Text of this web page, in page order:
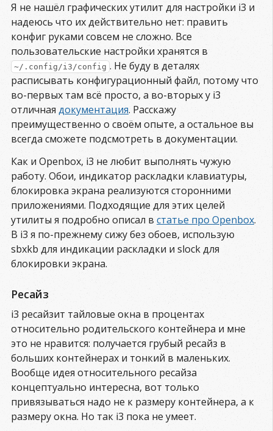
Я не нашёл графических утилит для настройки i3 и
надеюсь что их действительно нет: править
конфиг руками совсем не сложно. Все
пользовательские настройки хранятся в
~/.config/i3/config . Не буду в деталях
расписывать конфигурационный файл, потому что
во-первых там всё просто, а во-вторых у i3
отличнаядокументация. Расскажу
преимущественно о своём опыте, а остальное вы
всегда сможете подсмотреть в документации.
Как и Openbox, i3 не любит выполнять чужую
работу. Обои, индикатор раскладки клавиатуры,
блокировка экрана реализуются сторонними
приложениями. Подходящие для этих целей
утилиты я подробно описал в статье про Openbox.
В i3 я по-прежнему сижу без обоев, использую
sbxkb для индикации раскладки и slock для
блокировки экрана.
Ресайз
i3 ресайзит тайловые окна в процентах
относительно родительского контейнера и мне
это не нравится: получается грубый ресайз в
больших контейнерах и тонкий в маленьких.
Вообще идея относительного ресайза
концептуально интересна, вот только
привязываться надо не к размеру контейнера, а к
размеру окна. Но так i3 пока не умеет.